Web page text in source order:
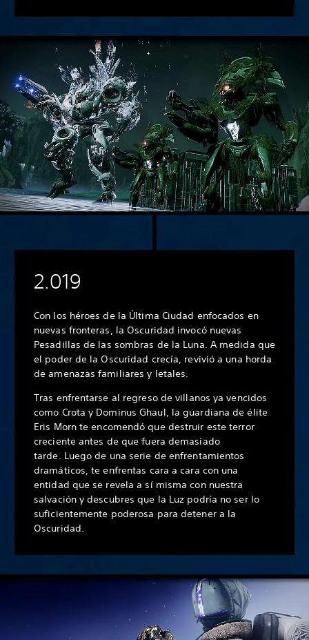
2.019
Con los héroes de la Última Ciudad enfocados en
nuevas fronteras, la Oscuridad invocó nuevas
Pesadillas de las sombras de la Luna. A medida que
el poder de la Oscuridad crecía, revivió a una horda
de amenazas familiares y letales.
Tras enfrentarse al regreso de villanos ya vencidos
como Crota y Dominus Ghaul, la guardiana de élite
Eris Morn te encomendó que destruir este terror
creciente antes de que fuera demasiado
tarde. Luego de una serie de enfrentamientos
dramáticos, te enfrentas cara a cara con una
entidad que se revela a sí misma con nuestra
salvación y descubres que la Luz podría no ser lo
suficientemente poderosa para detener a la
Oscuridad.